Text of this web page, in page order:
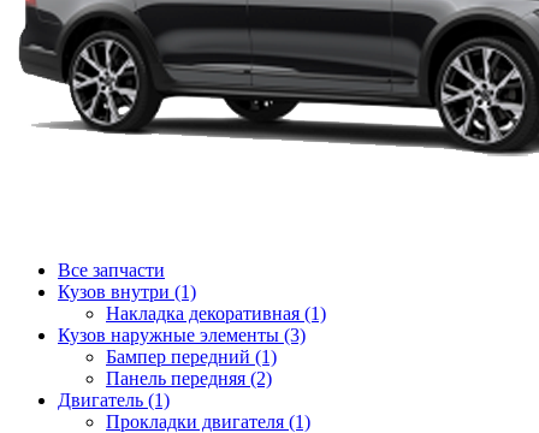
Все запчасти
Кузов внутри (1)
Накладка декоративная (1)
Кузов наружные элементы (3)
Бампер передний (1)
Панель передняя (2)
Двигатель (1)
Прокладки двигателя (1)